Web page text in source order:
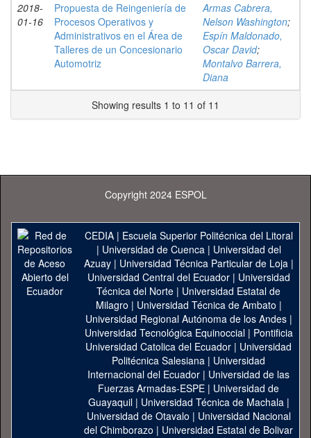
2018-
01-16
Propuesta de Reingeniería de
Procesos Operativos y
Administrativos en el Área de
Talleres de un Concesionario
Automotriz
Armas Cabrera,
Nelson Washington;
Espín Maldonado,
Oscar David;
Montalvo Barrera,
Diana
Showing results 1 to 11 of 11
Copyright 2024 ESPOL
CEDIA| Escuela Superior Politécnica del Litoral
| Universidad de Cuenca| Universidad del
Azuay| Universidad Técnica Particular de Loja|
Universidad Central del Ecuador| Universidad
Técnica del Norte | Universidad Estatal de
Milagro | Universidad Técnica de Ambato |
Universidad Regional Autónoma de los Andes|
Universidad Tecnológica Equinoccial| Pontificia
Universidad Catolica del Ecuador | Universidad
Politécnica Salesiana | Universidad
Internacional del Ecuador | Universidad de las
Fuerzas Armadas-ESPE | Universidad de
Guayaquil| Universidad Técnica de Machala|
Universidad de Otavalo | Universidad Nacional
del Chimborazo | Universidad Estatal de Bolivar